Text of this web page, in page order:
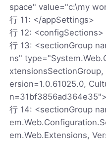
space" value="c:\my
行 11: </appSettings>
行 12: <configSections>
行 13: <sectionGroup
ns"
ersion=1.0.61025.0,
n=31bf3856ad364e35">
行 14: <sectionGroup
em.Web.Extensions,